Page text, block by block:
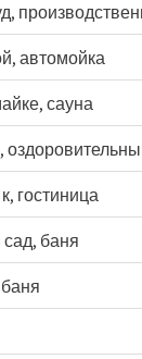
автомойка
сауна
гостиница
баня